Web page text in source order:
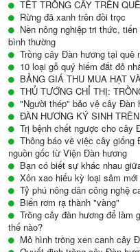
TẾT TRỒNG CÂY TRÊN
Rừng đã xanh trên đồi trọc
Nền nông nghiệp tri thức,
bình thường
Trồng cây Đàn hương tại quê
10 loại gỗ quý hiếm đắt đỏ
BẢNG GIÁ THU MUA HẠT
THỦ TƯỚNG CHỈ THỊ:
"Người thép" bảo vệ cây Đàn
ĐÀN HƯƠNG KÝ SINH
Trị bệnh chết ngược cho cây
Thông báo về việc cây
nguồn gốc từ Viện Đàn hương
Bạn có biết sự khác nhau
Xôn xao hiếu kỳ loại sâm
Tỷ phú nông dân công nghệ
Biến rơm rạ thành "vàng"
Trồng cây đàn hương để làm
thế nào?
Mô hình trồng xen canh cây